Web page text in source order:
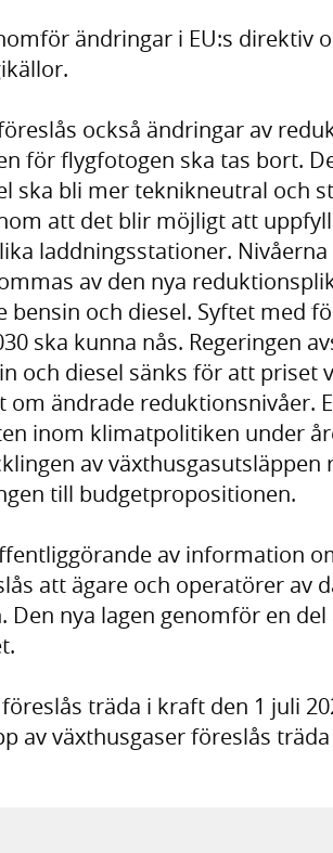
ändringar i EU:s direktiv
också ändringar av
för flygfotogen ska tas bort.
ska bli mer teknikneutral och
att det blir möjligt att
laddningsstationer.
av den nya
och diesel. Syftet med
ska kunna nås. Regeringen
och diesel sänks för att priset
om ändrade reduktionsnivåer.
inom klimatpolitiken under
av växthusgasutsläppen
till budgetpropositionen.
av information
att ägare och operatörer av
nya lagen genomför en del
träda i kraft den 1 juli
av växthusgaser föreslås